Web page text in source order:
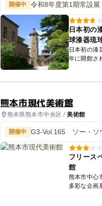
開催中 令和8年度第1期常設展
日本初の
球漆器琉
日本初の漆
年に開館さ
れた琉球漆
熊本市現代美術館
熊本県熊本市中央区 /美術館
開催中 G3-Vol.165 ソー・ソ
フリース
館
熊本市中心
多彩な企画